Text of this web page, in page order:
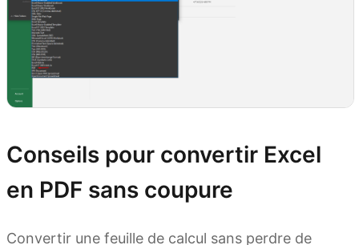
Conseils pour convertir Excel
en PDF sans coupure
Convertir une feuille de calcul sans perdre de